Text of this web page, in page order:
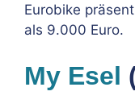
Eurobike
als 9.000 Euro.
My Esel